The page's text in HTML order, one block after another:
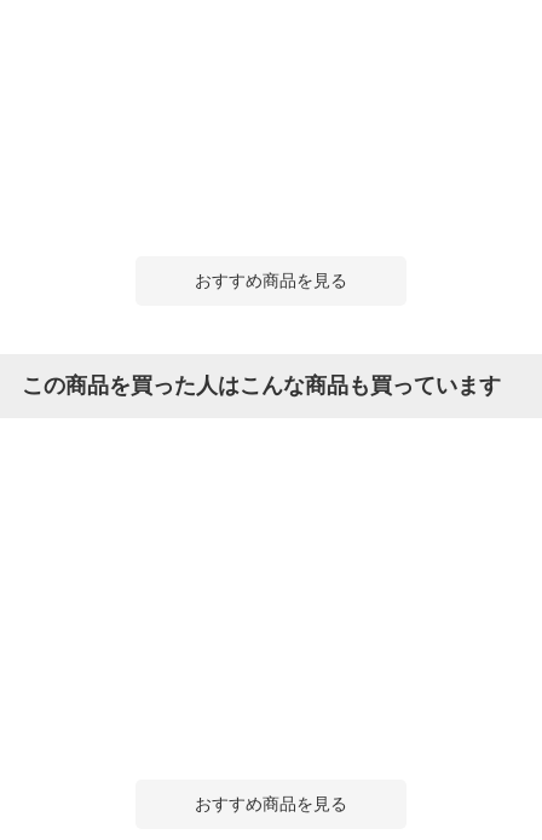
おすすめ商品を見る
この商品を買った人はこんな商品も買っています
おすすめ商品を見る